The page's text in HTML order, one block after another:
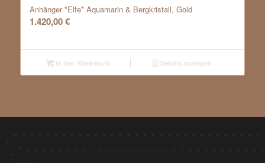
Anhänger *Elfe* Aquamarin & Bergkristall, Gold
1.420,00€
In den Warenkorb Details anzeigen